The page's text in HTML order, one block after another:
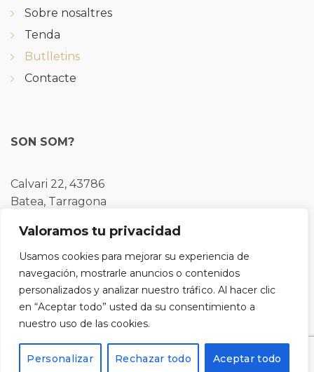
Valoramos tu privacidad
Usamos cookies para mejorar su experiencia de
navegación, mostrarle anuncios o contenidos
personalizados y analizar nuestro tráfico. Al hacer clic
en “Aceptar todo” usted da su consentimiento a
nuestro uso de las cookies.
Personalizar Rechazar todo Aceptar todo
Sobre nosaltres
Tenda
Butlletins
Contacte
SON SOM?
Calvari 22, 43786
Batea, Tarragona
Registra't al nostre butlletí i rebràs un codi del 10%
de descompte per a la teva pròxima compra.